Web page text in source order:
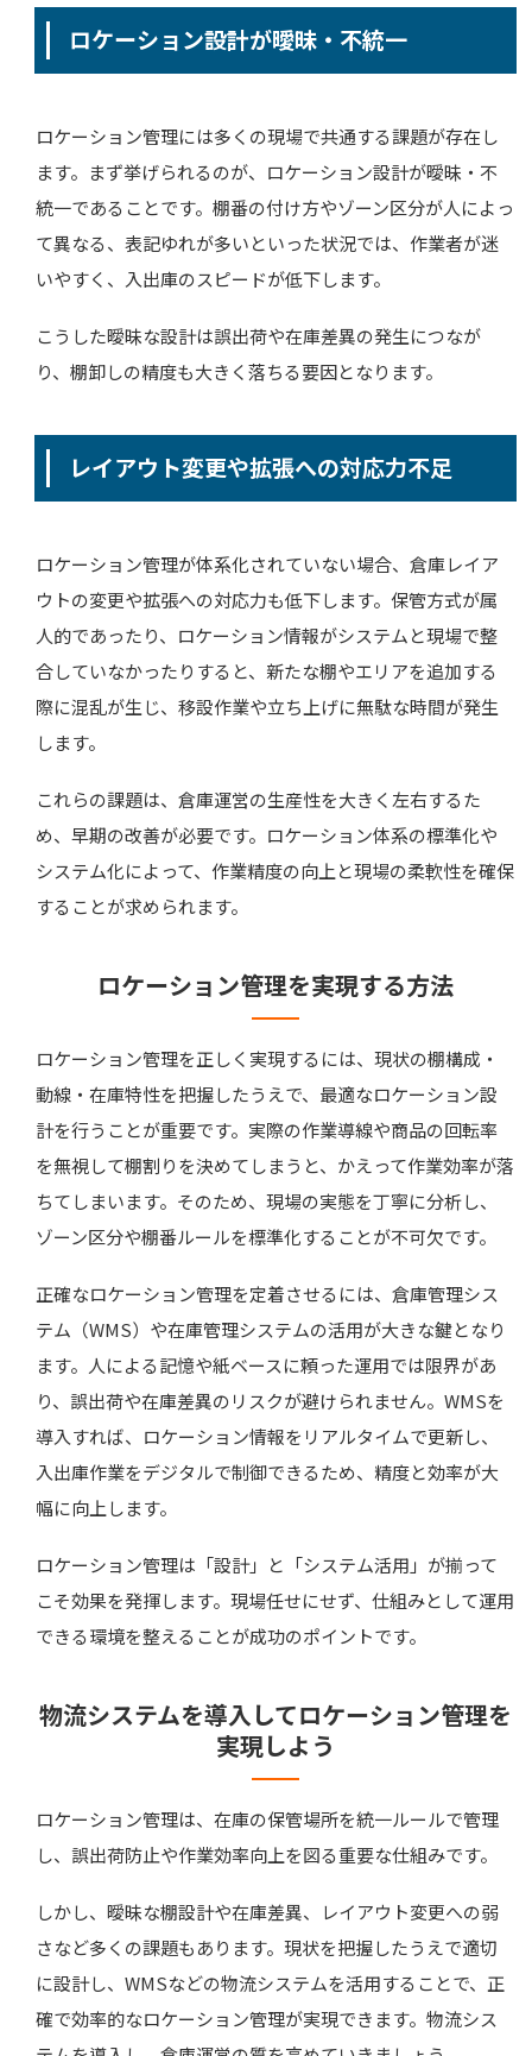
ロケーション設計が曖昧・不統一
ロケーション管理には多くの現場で共通する課題が存在し
ます。まず挙げられるのが、ロケーション設計が曖昧・不
統一であることです。棚番の付け方やゾーン区分が人によっ
て異なる、表記ゆれが多いといった状況では、作業者が迷
いやすく、入出庫のスピードが低下します。
こうした曖昧な設計は誤出荷や在庫差異の発生につなが
り、棚卸しの精度も大きく落ちる要因となります。
レイアウト変更や拡張への対応力不足
ロケーション管理が体系化されていない場合、倉庫レイア
ウトの変更や拡張への対応力も低下します。保管方式が属
人的であったり、ロケーション情報がシステムと現場で整
合していなかったりすると、新たな棚やエリアを追加する
際に混乱が生じ、移設作業や立ち上げに無駄な時間が発生
します。
これらの課題は、倉庫運営の生産性を大きく左右するた
め、早期の改善が必要です。ロケーション体系の標準化や
システム化によって、作業精度の向上と現場の柔軟性を確保
することが求められます。
ロケーション管理を実現する方法
ロケーション管理を正しく実現するには、現状の棚構成・
動線・在庫特性を把握したうえで、最適なロケーション設
計を行うことが重要です。実際の作業導線や商品の回転率
を無視して棚割りを決めてしまうと、かえって作業効率が落
ちてしまいます。そのため、現場の実態を丁寧に分析し、
ゾーン区分や棚番ルールを標準化することが不可欠です。
正確なロケーション管理を定着させるには、倉庫管理シス
テム（WMS）や在庫管理システムの活用が大きな鍵となり
ます。人による記憶や紙ベースに頼った運用では限界があ
り、誤出荷や在庫差異のリスクが避けられません。WMSを
導入すれば、ロケーション情報をリアルタイムで更新し、
入出庫作業をデジタルで制御できるため、精度と効率が大
幅に向上します。
ロケーション管理は「設計」と「システム活用」が揃って
こそ効果を発揮します。現場任せにせず、仕組みとして運用
できる環境を整えることが成功のポイントです。
物流システムを導入してロケーション管理を
実現しよう
ロケーション管理は、在庫の保管場所を統一ルールで管理
し、誤出荷防止や作業効率向上を図る重要な仕組みです。
しかし、曖昧な棚設計や在庫差異、レイアウト変更への弱
さなど多くの課題もあります。現状を把握したうえで適切
に設計し、WMSなどの物流システムを活用することで、正
確で効率的なロケーション管理が実現できます。物流シス